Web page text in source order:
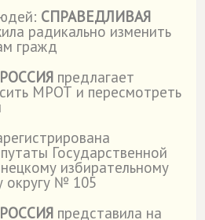
СПРАВЕДЛИВАЯ
радикально изменить
гражд
предлагает
МРОТ и пересмотреть
Государственной
избирательному
округу № 105
представила на